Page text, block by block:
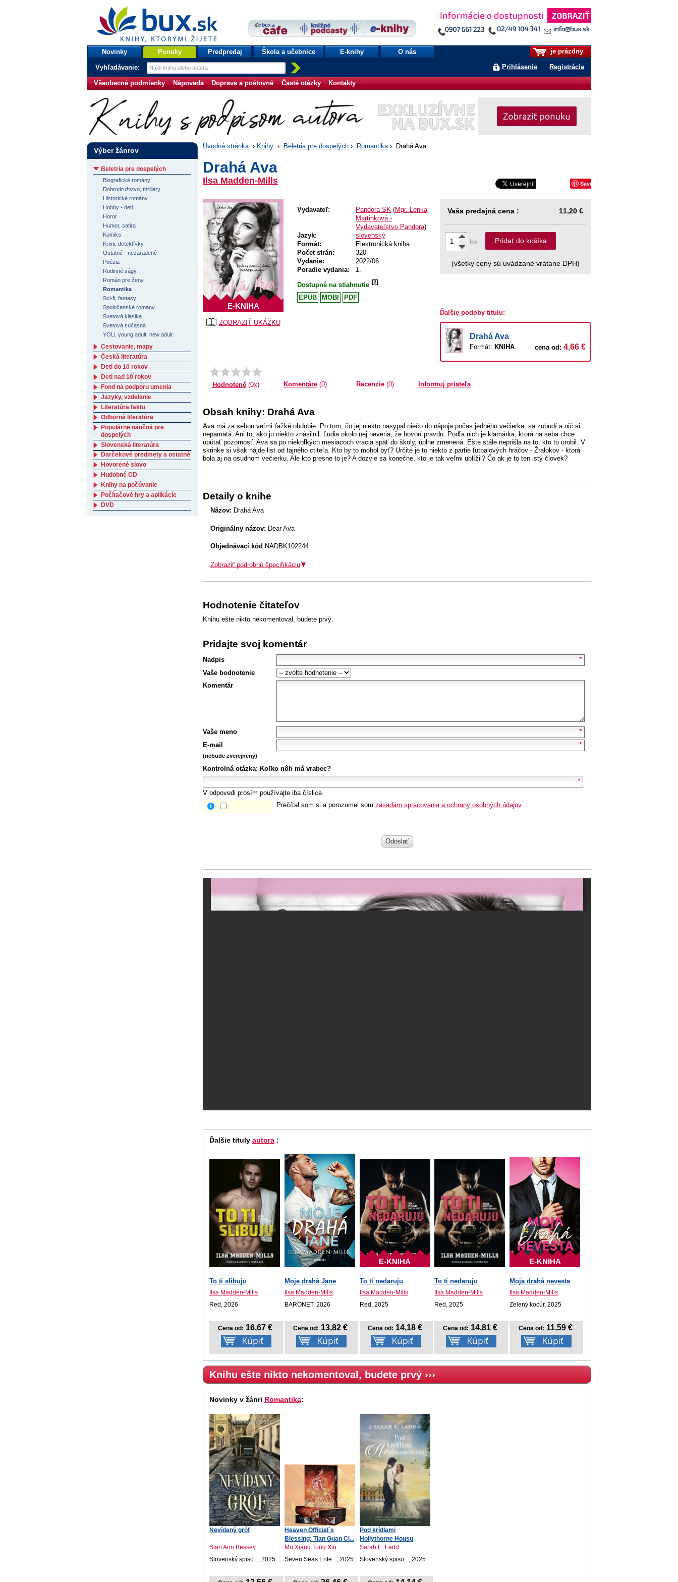
bux.sk
knihy, ktorými žijete
Úvodná stránka
je prázdny
Prihlásenie Registrácia
Novinky Ponuky Predpredaj Škola a učebnice E-knihy O nás
Vyhľadávanie:
Všeobecné podmienky Nápoveda Doprava a poštovné Časté otázky Kontakty
Úvodná stránka › Knihy › Beletria pre dospelých › Romantika› Drahá Ava
Drahá Ava
Ilsa Madden-Mills Save
ZOBRAZIŤ UKÁŽKU
E-KNIHA
Vydavateľ: Pandora SK (Mgr. Lenka
Martinková -
Vydavateľstvo Pandora)
Jazyk:
slovenský
Formát:
Elektronická kniha
Počet strán:
320
Vydanie:
2022/06
Poradie vydania:
1.
Dostupné na stiahnutie
EPUB
MOBI PDF
Vaša predajná cena : 11,20 €
ks Pridať do košíka
(všetky ceny sú uvádzané vrátane DPH)
Ďalšie podoby titulu:
Drahá Ava
Formát: KNIHA cena od: 4,66 €
Hodnotené(0x) Komentáre (0) Recenzie(0) Informuj priateľa
Obsah knihy: Drahá Ava
Ava má za sebou veľmi ťažké obdobie. Po tom, čo jej niekto nasypal niečo do nápoja počas jedného večierka, sa zobudí a nič si
nepamätá. Ani to, ako ju niekto znásilnil. Ľudia okolo nej neveria, že hovorí pravdu. Podľa nich je klamárka, ktorá na seba chce
upútať pozornosť. Ava sa po niekoľkých mesiacoch vracia späť do školy, úplne zmenená. Ešte stále neprišla na to, kto to urobil. V
skrinke si však nájde list od tajného ctiteľa. Kto by to mohol byť? Určite je to niekto z partie futbalových hráčov - Žralokov - ktorá
bola aj na osudnom večierku. Ale kto presne to je? A dozvie sa konečne, kto je tak veľmi ublížil? Čo ak je to ten istý človek?
Detaily o knihe
Názov: Drahá Ava
Originálny názov: Dear Ava
Objednávací kód NADBK102244
Zobraziť podrobnú špecifikáciu
Hodnotenie čitateľov
Knihu ešte nikto nekomentoval, budete prvý.
Pridajte svoj komentár
Nadpis
Vaše hodnotenie
Komentár
Vaše meno
E-mail
(nebude zverejnený)
Kontrolná otázka: Koľko nôh má vrabec?
V odpovedi prosím používajte iba číslice.
Prečítal som si a porozumel som zásadám spracovania a ochrany osobných údajov
Odoslať
Ďalšie tituly autora :
To ti slibuju
Ilsa Madden-Mills
Red, 2026
Cena od: 16,67 €
Moje drahá Jane
Ilsa Madden-Mills
BARONET, 2026
Cena od: 13,82 €
E-KNIHA
To ti nedaruju
Ilsa Madden-Mills
Red, 2025
Cena od: 14,18 €
To ti nedaruju
Ilsa Madden-Mills
Red, 2025
Cena od: 14,81 €
E-KNIHA
Moja drahá nevesta
Ilsa Madden-Mills
Zelený kocúr, 2025
Cena od: 11,59 €
Knihu ešte nikto nekomentoval, budete prvý ›››
Novinky v žánri Romantika:
Nevídaný gróf
Sian Ann Bessey
Slovenský spiso..., 2025
Heaven Official´s
Blessing: Tian Guan Ci...
Mo Xiang Tong Xiu
Seven Seas Ente..., 2025
Pod krídlami
Hollythorne Housu
Sarah E. Ladd
Slovenský spiso..., 2025
Výber žánrov
Beletria pre dospelých
Biografické romány
Dobrodružstvo, thrillery
Historické romány
Hobby - deti
Horor
Humor, satira
Komiks
Krimi, detektívky
Ostatné - nezaradené
Poézia
Rodinné ságy
Román pre ženy
Romantika
Sci-fi, fantasy
Spoločenské romány
Svetová klasika
Svetová súčasná
YOLi, young adult, new adult
Cestovanie, mapy
Česká literatúra
Deti do 10 rokov
Deti nad 10 rokov
Fond na podporu umenia
Jazyky, vzdelanie
Literatúra faktu
Odborná literatúra
Populárne náučná pre
dospelých
Slovenská literatúra
Darčekové predmety a ostatné
Hovorené slovo
Hudobné CD
Knihy na počúvanie
Počítačové hry a aplikácie
DVD